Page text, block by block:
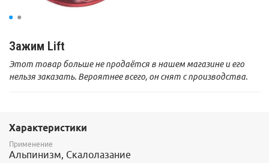
Зажим Lift
Этот товар больше не продаётся в нашем магазине и его
нельзя заказать. Вероятнее всего, он снят с производства.
Характеристики
Применение
Альпинизм, Скалолазание